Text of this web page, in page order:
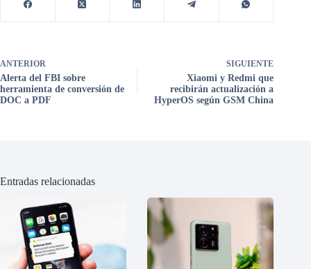
ANTERIOR
Alerta del FBI sobre
herramienta de conversión de
DOC a PDF
SIGUIENTE
Xiaomi y Redmi que
recibirán actualización a
HyperOS según GSM China
Entradas relacionadas